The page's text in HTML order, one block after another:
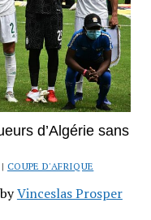
d’Algérie sans
COUPE D'AFRIQUE
Vinceslas Prosper